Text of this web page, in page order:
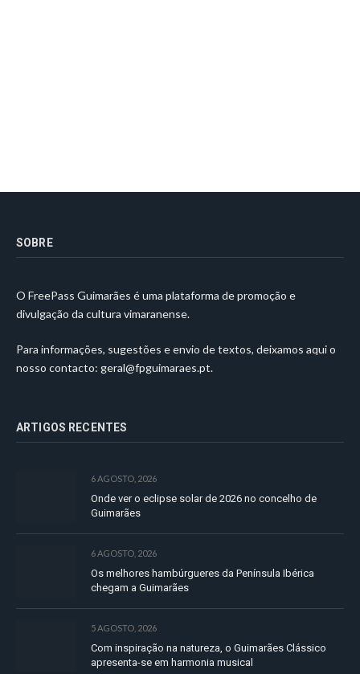
SOBRE
O FreePass Guimarães é uma plataforma de promoção e
divulgação da cultura vimaranense.
Para informações, sugestões e envio de textos, deixamos aqui o
nosso contacto: geral@fpguimaraes.pt.
ARTIGOS RECENTES
6 AGOSTO, 2026
Onde ver o eclipse solar de 2026 no concelho de
Guimarães
6 AGOSTO, 2026
Os melhores hambúrgueres da Península Ibérica
chegam a Guimarães
5 AGOSTO, 2026
Com inspiração na natureza, o Guimarães Clássico
apresenta-se em harmonia musical